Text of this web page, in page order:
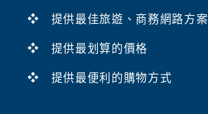
❖ 提供最佳旅遊、商務網路方案
❖ 提供最划算的價格
❖ 提供最便利的購物方式